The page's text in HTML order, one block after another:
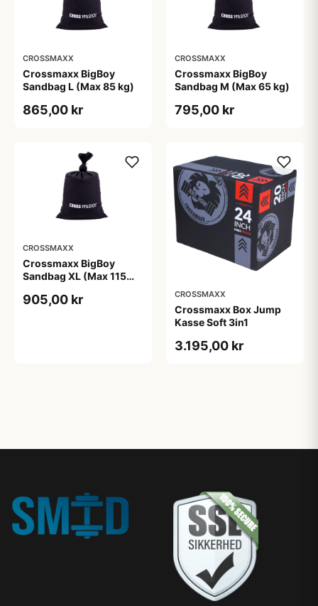
CROSSMAXX
Crossmaxx BigBoy
Sandbag L (Max 85 kg)
865,00 kr
CROSSMAXX
Crossmaxx BigBoy
Sandbag M (Max 65 kg)
795,00 kr
CROSSMAXX
Crossmaxx BigBoy
Sandbag XL (Max 115
905,00 kr CROSSMAXX
Crossmaxx Box Jump
Kasse Soft 3in1
3.195,00 kr